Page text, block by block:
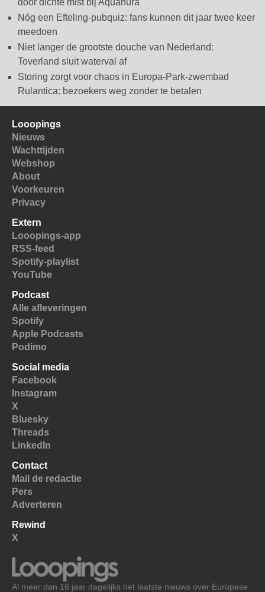
door dichte mist bij Aquanura
Nóg een Efteling-pubquiz: fans kunnen dit jaar twee keer
meedoen
Niet langer de grootste douche van Nederland:
Toverland sluit waterval af
Storing zorgt voor chaos in Europa-Park-zwembad
Rulantica: bezoekers weg zonder te betalen
Looopings
Nieuws
Wachttijden
Webshop
About
Voorkeuren
Privacy
Extern
Looopings-app
RSS-feed
Spotify-playlist
YouTube
Podcast
Alle afleveringen
Spotify
Apple Podcasts
Podimo
Social media
Facebook
Instagram
X
Bluesky
Threads
LinkedIn
Contact
Mail de redactie
Pers
Adverteren
Rewind
X
Al meer dan 16 jaar dagelijks het laatste nieuws over Europese